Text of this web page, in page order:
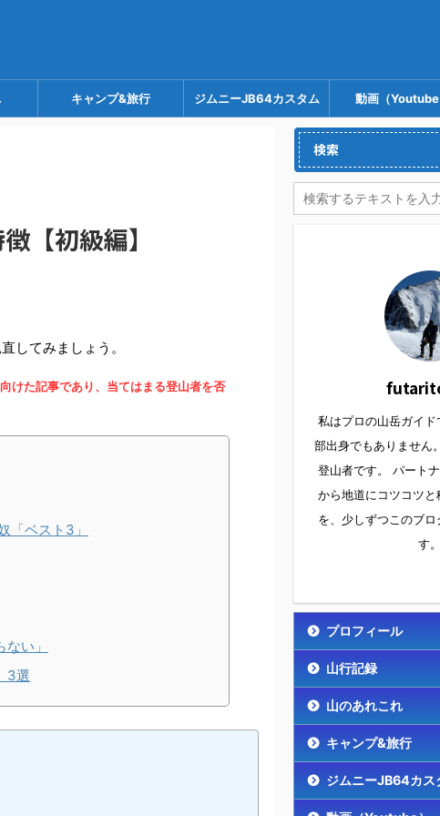
キャンプ&旅行 ジムニーJB64カスタム 動画（Youtube
【初級編】
してみましょう。
けた記事であり、当てはまる登山者を否
「ベスト3」
い」
3選
検索
私はプロの山岳ガイ
部出身でもありません
登山者です。 パート
から地道にコツコツと
を、少しずつこのブロ
す。
プロフィール
山行記録
山のあれこれ
キャンプ&旅行
ジムニーJB64カス